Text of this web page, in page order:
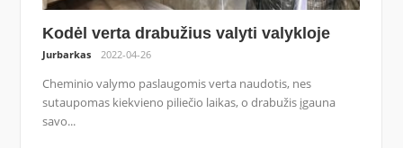
Kodėl verta drabužius valyti valykloje
Jurbarkas 2022-04-26
Cheminio valymo paslaugomis verta naudotis, nes
sutaupomas kiekvieno piliečio laikas, o drabužis įgauna
savo...